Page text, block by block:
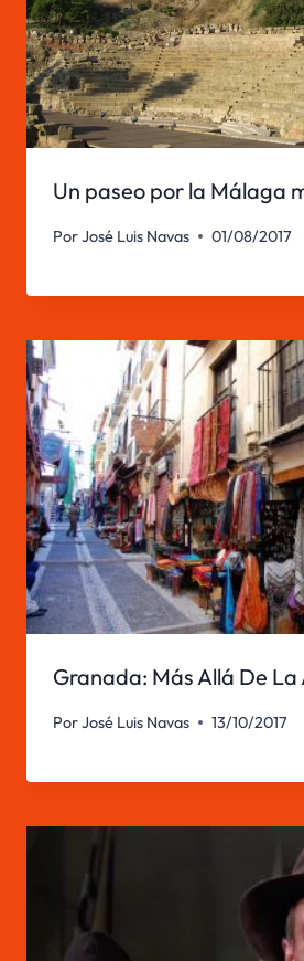
Un paseo por la Málaga
PorJosé Luis Navas 01/08/2017
Granada: Más Allá De
PorJosé Luis Navas 13/10/2017